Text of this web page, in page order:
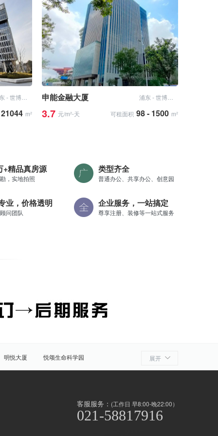
m²
申能金融大厦
3.7 元/m²⋅天 可租面积 98 - 1500 m²
+精品真房源
，实地拍照
类型齐全
普通办公、共享办公、创意园
业，价格透明
问团队
企业服务，一站搞定
尊享注册、装修等一站式服务
展开
明悦大厦
悦颂生命科学园
胞产业园
ATLATL飞镖加速器
上海周边
前滩
世博滨江
客服服务： (工作日 早8:00-晚22:00）
021-58817916